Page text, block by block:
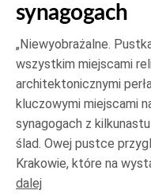
synagogach
„Niewyobrażalne.
wszystkim miejscami
architektonicznymi
kluczowymi miejscami
synagogach z
ślad. Owej pustce
Krakowie, które na
dalej